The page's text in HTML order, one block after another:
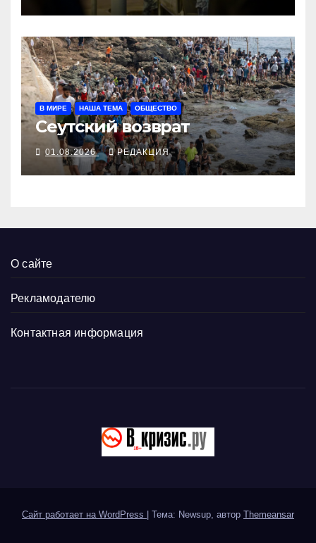
В МИРЕ НАША ТЕМА ОБЩЕСТВО
Сеутский возврат
01.08.2026 РЕДАКЦИЯ
О сайте
Рекламодателю
Контактная информация
Сайт работает на WordPress Тема: Newsup, автор Themeansar